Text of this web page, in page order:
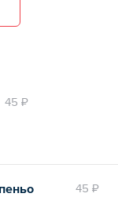
45 ₽
45 ₽